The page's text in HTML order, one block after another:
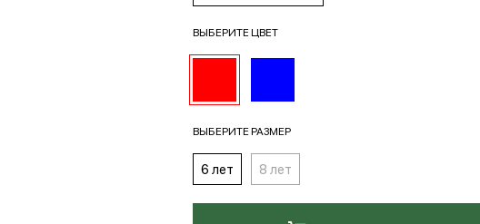
ВЫБЕРИТЕ ЦВЕТ
ВЫБЕРИТЕ РАЗМЕР
6 лет 8 лет